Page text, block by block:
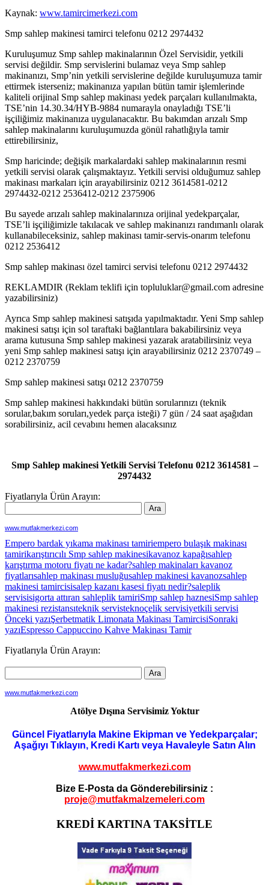
Kaynak: www.tamircimerkezi.com
Smp sahlep makinesi tamirci telefonu 0212 2974432
Kuruluşumuz Smp sahlep makinalarının Özel Servisidir, yetkili
servisi değildir. Smp servislerini bulamaz veya Smp sahlep
makinanızı, Smp’nin yetkili servislerine değilde kuruluşumuza tamir
ettirmek isterseniz; makinanıza yapılan bütün tamir işlemlerinde
kaliteli orijinal Smp sahlep makinası yedek parçaları kullanılmakta,
TSE’nin 14.30.34/HYB-9884 numarayla onayladığı TSE’li
işçiliğimiz makinanıza uygulanacaktır. Bu bakımdan arızalı Smp
sahlep makinalarını kuruluşumuzda gönül rahatlığıyla tamir
ettirebilirsiniz,
Smp haricinde; değişik markalardaki sahlep makinalarının resmi
yetkili servisi olarak çalışmaktayız. Yetkili servisi olduğumuz sahlep
makinası markaları için arayabilirsiniz 0212 3614581-0212
2974432-0212 2536412-0212 2375906
Bu sayede arızalı sahlep makinalarınıza orijinal yedekparçalar,
TSE’li işçiliğimizle takılacak ve sahlep makinanızı randımanlı olarak
kullanabileceksiniz, sahlep makinası tamir-servis-onarım telefonu
0212 2536412
Smp sahlep makinası özel tamirci servisi telefonu 0212 2974432
REKLAMDIR (Reklam teklifi için topluluklar@gmail.com adresine
yazabilirsiniz)
Ayrıca Smp sahlep makinesi satışıda yapılmaktadır. Yeni Smp sahlep
makinesi satışı için sol taraftaki bağlantılara bakabilirsiniz veya
arama kutusuna Smp sahlep makinesi yazarak aratabilirsiniz veya
yeni Smp sahlep makinesi satışı için arayabilirsiniz 0212 2370749 –
0212 2370759
Smp sahlep makinesi satışı 0212 2370759
Smp sahlep makinesi hakkındaki bütün sorularınızı (teknik
sorular,bakım soruları,yedek parça isteği) 7 gün / 24 saat aşağıdan
sorabilirsiniz, acil cevabını hemen alacaksınız
Smp Sahlep makinesi Yetkili Servisi Telefonu 0212 3614581 –
2974432
Fiyatlarıyla Ürün Arayın:
www.mutfakmerkezi.com
Empero bardak yıkama makinası tamiriempero bulaşık makinası
tamirikarıştırıcılı Smp sahlep makinesikavanoz kapağısahlep
karıştırma motoru fiyatı ne kadar?sahlep makinaları kavanoz
fiyatlarısahlep makinası musluğusahlep makinesi kavanozsahlep
makinesi tamircisisalep kazanı kasesi fiyatı nedir?saleplik
servisisigorta attıran sahleplik tamiriSmp sahlep haznesiSmp sahlep
makinesi rezistansıteknik servisteknoçelik servisiyetkili servisi
Yazı
dolaşımı
Önceki yazıŞerbetmatik Limonata Makinası TamircisiSonraki
yazıEspresso Cappuccino Kahve Makinası Tamir
Fiyatlarıyla Ürün Arayın:
www.mutfakmerkezi.com
Atölye Dışına Servisimiz Yoktur
Güncel Fiyatlarıyla Makine Ekipman ve Yedekparçalar;
Aşağıyı Tıklayın, Kredi Kartı veya Havaleyle Satın Alın
www.mutfakmerkezi.com
Bize E-Posta da Gönderebilirsiniz :
proje@mutfakmalzemeleri.com
KREDİ KARTINA TAKSİTLE